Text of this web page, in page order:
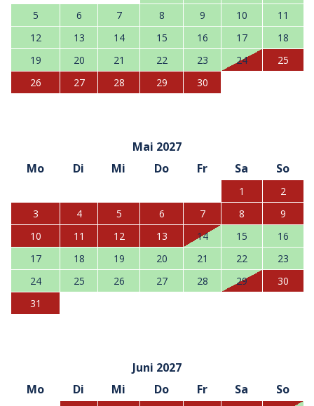
5
6 7 8 9 10
11
12
13 14 15 16 17
18
19
20 21 22 23 24
25
26
27 28 29 30
Mai 2027
Mo
Di Mi Do Fr Sa So
1
2
3
4 5 6 7 8
9
10
11 12 13 14 15
16
17
18 19 20 21 22
23
24
25 26 27 28 29
30
31
Juni 2027
Mo
Di Mi Do Fr Sa So